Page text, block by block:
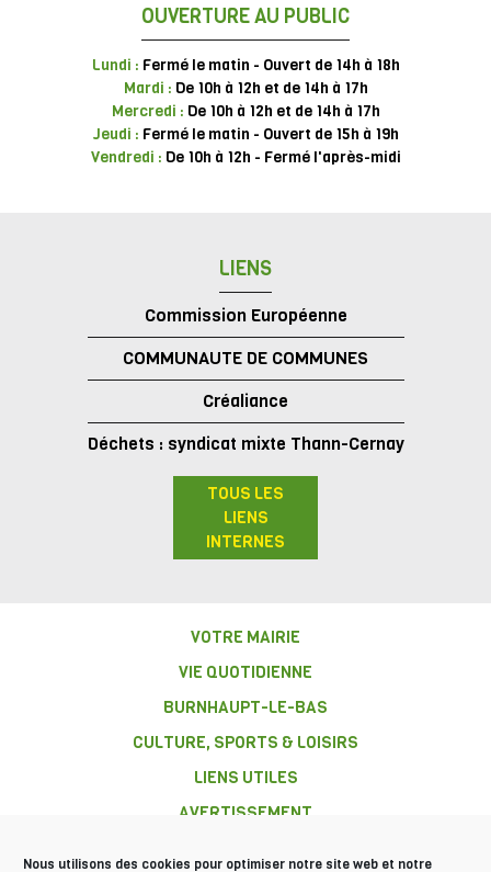
Nous utilisons des cookies pour optimiser notre site web et notre
OUVERTURE AU PUBLIC
Lundi : Fermé le matin - Ouvert de 14h à 18h
Mardi : De 10h à 12h et de 14h à 17h
Mercredi : De 10h à 12h et de 14h à 17h
Jeudi : Fermé le matin - Ouvert de 15h à 19h
Vendredi : De 10h à 12h - Fermé l'après-midi
LIENS
Commission Européenne
COMMUNAUTE DE COMMUNES
Créaliance
Déchets : syndicat mixte Thann-Cernay
TOUS LES
LIENS
INTERNES
VOTRE MAIRIE
VIE QUOTIDIENNE
BURNHAUPT-LE-BAS
CULTURE, SPORTS & LOISIRS
LIENS UTILES
AVERTISSEMENT